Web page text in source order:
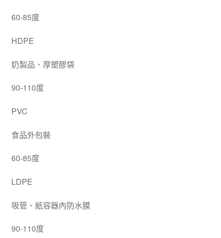
60-85度
HDPE
奶製品、厚塑膠袋
90-110度
PVC
食品外包裝
60-85度
LDPE
吸管、紙容器內防水膜
90-110度